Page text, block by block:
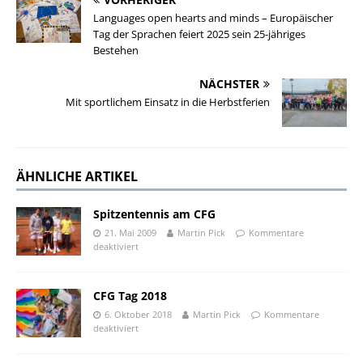
Languages open hearts and minds – Europäischer
Tag der Sprachen feiert 2025 sein 25-jähriges
Bestehen
NÄCHSTER
Mit sportlichem Einsatz in die Herbstferien
ÄHNLICHE ARTIKEL
Spitzentennis am CFG
21. Mai 2009 Martin Pick
Kommentare
deaktiviert
CFG Tag 2018
6. Oktober 2018 Martin Pick
Kommentare
deaktiviert